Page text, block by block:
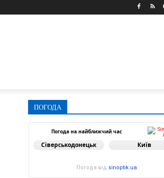
ПОГОДА
Погода на найближчий час
Сіверськодонецьк Київ
Погода від sinoptik.ua